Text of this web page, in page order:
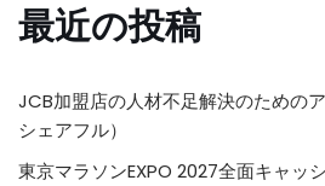
最近の投稿
JCB加盟店の人材不足解決のための
シェアフル）
東京マラソンEXPO 2027全面キャッ